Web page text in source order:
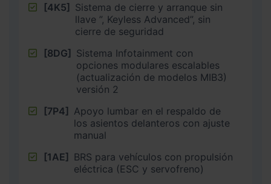
[4K5] Sistema de cierre y arranque sin
llave ”, Keyless Advanced”, sin
cierre de seguridad
[8DG] Sistema Infotainment con
opciones modulares escalables
(actualización de modelos MIB3)
versión 2
[7P4] Apoyo lumbar en el respaldo de
los asientos delanteros con ajuste
manual
[1AE] BRS para vehículos con propulsión
eléctrica (ESC y servofreno)